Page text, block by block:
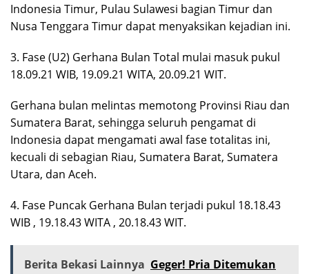
Indonesia Timur, Pulau Sulawesi bagian Timur dan
Nusa Tenggara Timur dapat menyaksikan kejadian ini.
3. Fase (U2) Gerhana Bulan Total mulai masuk pukul
18.09.21 WIB, 19.09.21 WITA, 20.09.21 WIT.
Gerhana bulan melintas memotong Provinsi Riau dan
Sumatera Barat, sehingga seluruh pengamat di
Indonesia dapat mengamati awal fase totalitas ini,
kecuali di sebagian Riau, Sumatera Barat, Sumatera
Utara, dan Aceh.
4. Fase Puncak Gerhana Bulan terjadi pukul 18.18.43
WIB , 19.18.43 WITA , 20.18.43 WIT.
Berita Bekasi Lainnya Geger! Pria Ditemukan